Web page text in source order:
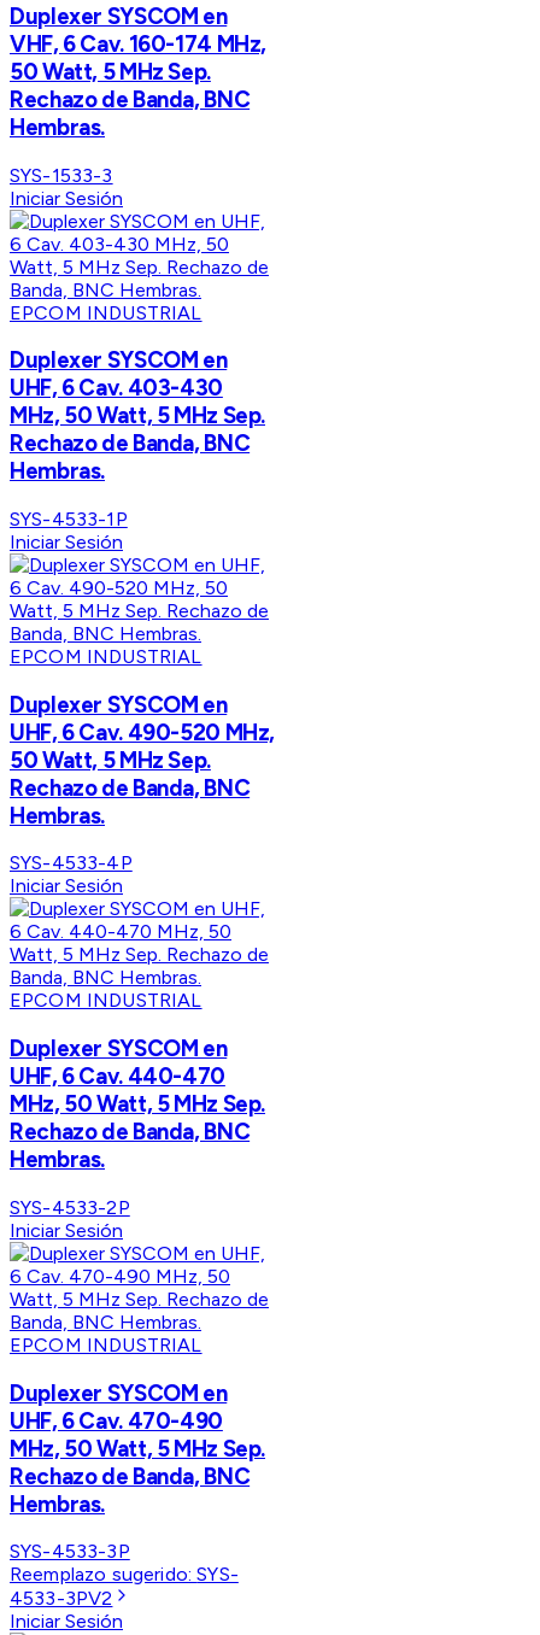
Duplexer SYSCOM en
VHF, 6 Cav. 160-174 MHz,
50 Watt, 5 MHz Sep.
Rechazo de Banda, BNC
Hembras.
SYS-1533-3
Iniciar Sesión
EPCOM INDUSTRIAL
Duplexer SYSCOM en
UHF, 6 Cav. 403-430
MHz, 50 Watt, 5 MHz Sep.
Rechazo de Banda, BNC
Hembras.
SYS-4533-1P
Iniciar Sesión
EPCOM INDUSTRIAL
Duplexer SYSCOM en
UHF, 6 Cav. 490-520 MHz,
50 Watt, 5 MHz Sep.
Rechazo de Banda, BNC
Hembras.
SYS-4533-4P
Iniciar Sesión
EPCOM INDUSTRIAL
Duplexer SYSCOM en
UHF, 6 Cav. 440-470
MHz, 50 Watt, 5 MHz Sep.
Rechazo de Banda, BNC
Hembras.
SYS-4533-2P
Iniciar Sesión
EPCOM INDUSTRIAL
Duplexer SYSCOM en
UHF, 6 Cav. 470-490
MHz, 50 Watt, 5 MHz Sep.
Rechazo de Banda, BNC
Hembras.
SYS-4533-3P
Reemplazo sugerido:SYS-
4533-3PV2
Iniciar Sesión